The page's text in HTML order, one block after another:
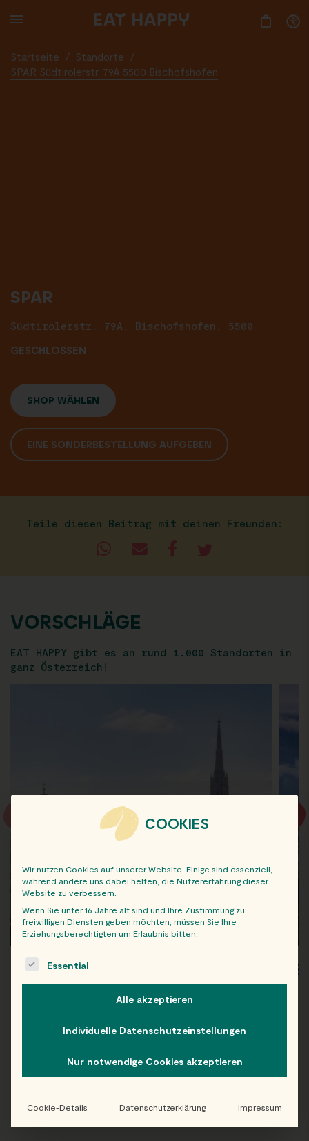
TO
Startseite / Standorte
/
SPAR Südtirolerstr. 79A 5500 Bischofshofen
SPAR
Südtirolerstr. 79A, Bischofshofen, 5500
GESCHLOSSEN
SHOP WÄHLEN
EINE SONDERBESTELLUNG AUFGEBEN
Teile diesen Beitrag mit deinen Freunden:
VORSCHLÄGE
EAT HAPPY gibt es an rund 1.000 Standorten in
ganz Österreich!
WIEN
Folge uns auf Instagram!
COOKIES
Wir nutzen Cookies auf unserer Website. Einige sind essenziell,
während andere uns dabei helfen, die Nutzererfahrung dieser
Website zu verbessern.
Wenn Sie unter 16 Jahre alt sind und Ihre Zustimmung zu
freiwilligen Diensten geben möchten, müssen Sie Ihre
Erziehungsberechtigten um Erlaubnis bitten.
The following is a list of service groups for which consent
Essential
Alle akzeptieren
Individuelle Datenschutzeinstellungen
Nur notwendige Cookies akzeptieren
Cookie-Details Datenschutzerklärung Impressum